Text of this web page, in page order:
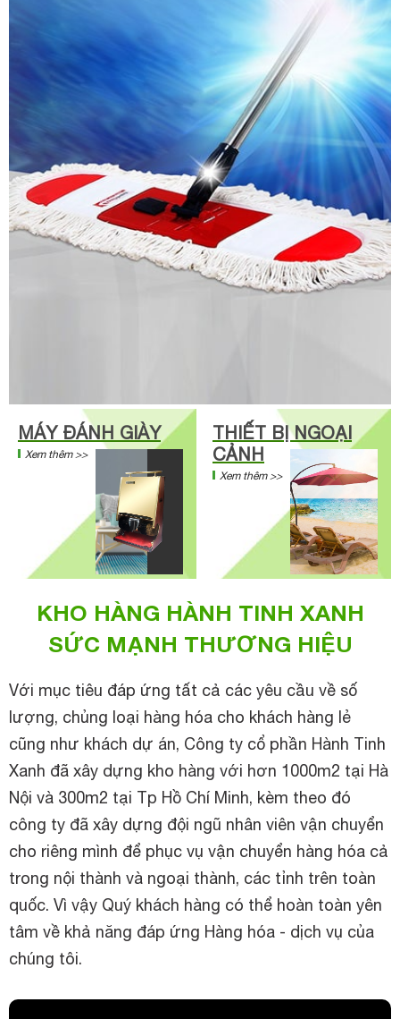
MÁY ĐÁNH GIÀY
Xem thêm >>
THIẾT BỊ NGOẠI
CẢNH
Xem thêm >>
KHO HÀNG HÀNH TINH XANH
SỨC MẠNH THƯƠNG HIỆU
Với mục tiêu đáp ứng tất cả các yêu cầu về số
lượng, chủng loại hàng hóa cho khách hàng lẻ
cũng như khách dự án, Công ty cổ phần Hành Tinh
Xanh đã xây dựng kho hàng với hơn 1000m2 tại Hà
Nội và 300m2 tại Tp Hồ Chí Minh, kèm theo đó
công ty đã xây dựng đội ngũ nhân viên vận chuyển
cho riêng mình để phục vụ vận chuyển hàng hóa cả
trong nội thành và ngoại thành, các tỉnh trên toàn
quốc. Vì vậy Quý khách hàng có thể hoàn toàn yên
tâm về khả năng đáp ứng Hàng hóa - dịch vụ của
chúng tôi.